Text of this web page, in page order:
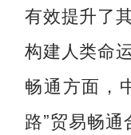
有效提升了
构建人类命
畅通方面，
路”贸易畅